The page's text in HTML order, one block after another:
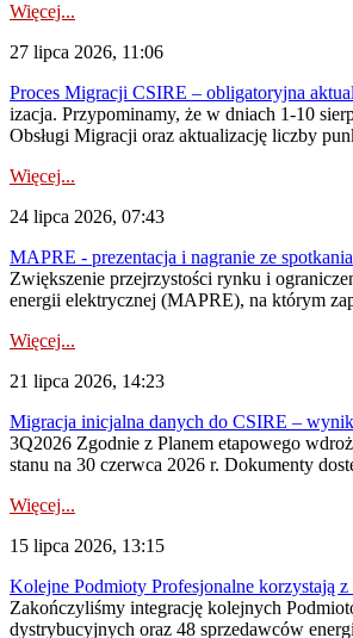
Więcej...
27 lipca 2026, 11:06
Proces Migracji CSIRE – obligatoryjna
izacja. Przypominamy, że w dniach 1-10
Obsługi Migracji oraz aktualizację liczby
Więcej...
24 lipca 2026, 07:43
MAPRE - prezentacja i nagranie ze spotkania
Zwiększenie przejrzystości rynku i
energii elektrycznej (MAPRE), na którym
Więcej...
21 lipca 2026, 14:23
Migracja inicjalna danych do CSIRE –
3Q2026 Zgodnie z Planem etapowego
stanu na 30 czerwca 2026 r. Dokumenty
Więcej...
15 lipca 2026, 13:15
Kolejne Podmioty Profesjonalne korzystają
Zakończyliśmy integrację kolejnych
dystrybucyjnych oraz 48 sprzedawców